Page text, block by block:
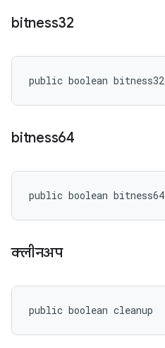
bitness32
public boolean bitness32
bitness64
public boolean bitness64
क्लीनअप
public boolean cleanup